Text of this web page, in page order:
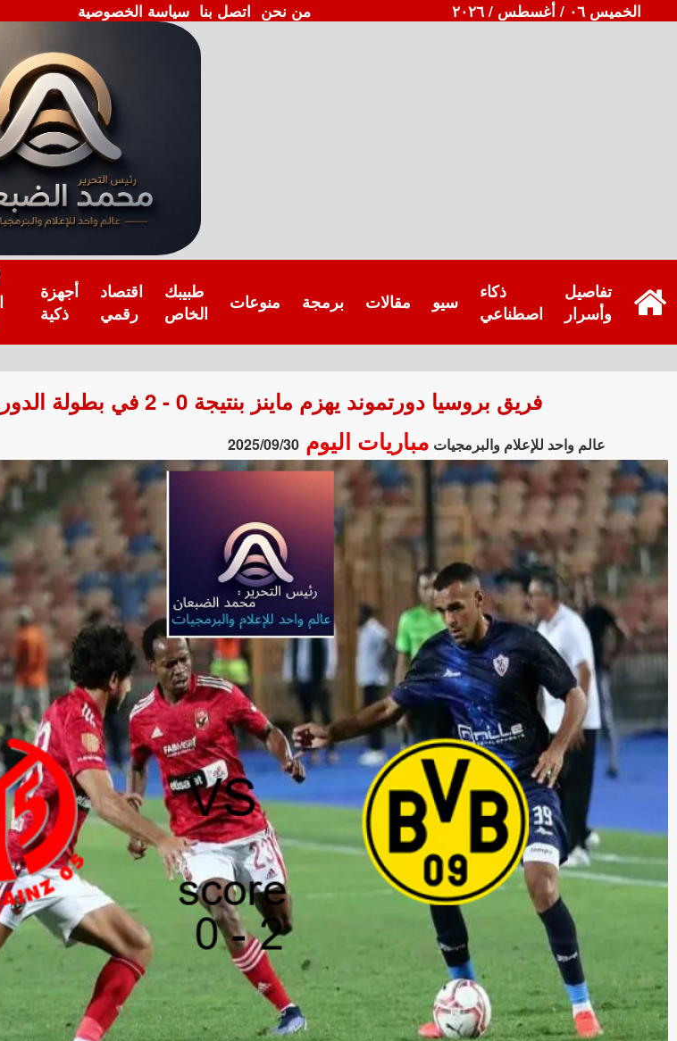
الخميس ٠٦ / أغسطس / ٢٠٢٦ من نحن اتصل بنا سياسة الخصوصية
أجهزة
ذكية
اقتصاد
رقمي
طبيبك
الخاص
منوعات برمجة مقالات سيو
ذكاء
اصطناعي
تفاصيل
وأسرار
فريق بروسيا دورتموند يهزم ماينز بنتيجة 0 - 2 في بطولة الدوري الألماني.
عالم واحد للإعلام والبرمجيات مباريات اليوم 2025/09/30